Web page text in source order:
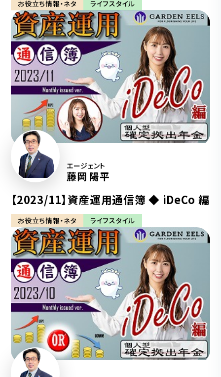
お役立ち情報・ネタ ライフスタイル
エージェント
藤岡 陽平
【2023/11】資産運用通信簿 ◆ iDeCo 編
お役立ち情報・ネタ ライフスタイル